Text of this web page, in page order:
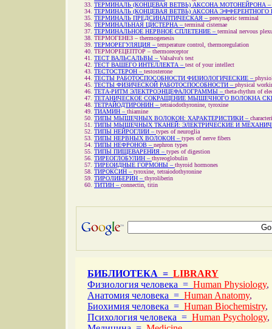
ТЕРМИНАЛЬ (КОНЦЕВАЯ ВЕТВЬ) АКСОНА МОТОНЕЙРОНА –
ТЕРМИНАЛЬ (КОНЦЕВАЯ ВЕТВЬ) АКСОНА ЭФФЕРЕНТНОГО
ТЕРМИНАЛЬ ПРЕДСИНАПТИЧЕСКАЯ – presynaptic terminal
ТЕРМИНАЛЬНАЯ ЦИСТЕРНА – terminal cisternae
ТЕРМИНАЛЬНОЕ НЕРВНОЕ СПЛЕТЕНИЕ – terminal nervous
ТЕРМОГЕНЕЗ – thermogenesis
ТЕРМОРЕГУЛЯЦИЯ – temperature control, thermoregulation
ТЕРМОРЕЦЕПТОР – thermoreceptor
ТЕСТ ВАЛЬСАЛЬВЫ – Valsalva's test
ТЕСТ ВАШЕГО ИНТЕЛЛЕКТА – test of your intellect
ТЕСТОСТЕРОН – testosterone
ТЕСТЫ РАБОТОСПОСОБНОСТИ ФИЗИОЛОГИЧЕСКИЕ –
ТЕСТЫ ФИЗИЧЕСКОЙ РАБОТОСПОСОБНОСТИ – physical
ТЕТА-РИТМ ЭЛЕКТРОЭНЦЕФАЛОГРАММЫ – theta-rhythm of
ТЕТАНИЧЕСКОЕ СОКРАЩЕНИЕ МЫШЕЧНОГО ВОЛОКНА
ТЕТРАЙОДТИРОНИН – tetraiodothyronine, tyroxine
ТИАМИН – thiamine
ТИПЫ МЫШЕЧНЫХ ВОЛОКОН: ХАРАКТЕРИСТИКИ –
ТИПЫ МЫШЕЧНЫХ ТКАНЕЙ: ЭЛЕКТРИЧЕСКИЕ И
ТИПЫ НЕЙРОГЛИИ – types of neuroglia
ТИПЫ НЕРВНЫХ ВОЛОКОН – types of nerve fibers
ТИПЫ НЕФРОНОВ – nephron types
ТИПЫ ПИЩЕВАРЕНИЯ – types of digestion
ТИРЕОГЛОБУЛИН – thyreoglobulin
ТИРЕОИДНЫЕ ГОРМОНЫ – thyroid hormones
ТИРОКСИН – tyroxine, tetraiodothyronine
ТИРОЛИБЕРИН – thyroliberin
ТИТИН – connectin, titin
БИБЛИОТЕКА = LIBRARY
Физиология человека = Human Physiology,
Анатомия человека = Human Anatomy,
Биохимия человека = Human Biochemistry,
Психология человека = Human Psychology,